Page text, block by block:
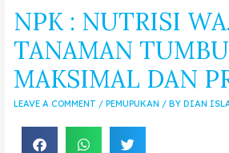
NPK : NUTRISI
TANAMAN
MAKSIMAL DAN
LEAVE A COMMENT / PEMUPUKAN / BY DIAN